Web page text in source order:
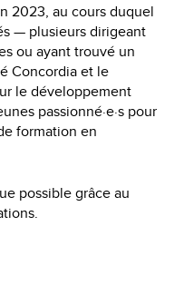
2023, au cours duquel
— plusieurs dirigeant
ou ayant trouvé un
Concordia et le
le développement
passionné·e·s pour
formation en
possible grâce au